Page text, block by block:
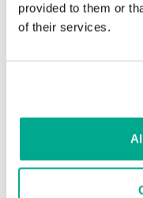
provided to them or
of their services.
Su dirección de
campos obligatorios